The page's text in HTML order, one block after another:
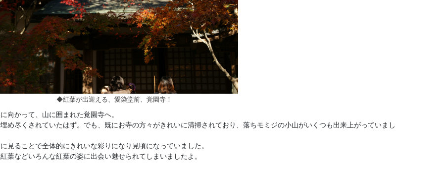
◆紅葉が出迎える、愛染堂前、覚園寺！
向かって、山に囲まれた覚園寺へ。
め尽くされていたはず。でも、既にお寺の方々がきれいに清掃されており、落ちモミジの小山がいくつも出来上がっていまし
ることで全体的にきれいな彩りになり見頃になっていました。
葉などいろんな紅葉の姿に出会い魅せられてしまいましたよ。